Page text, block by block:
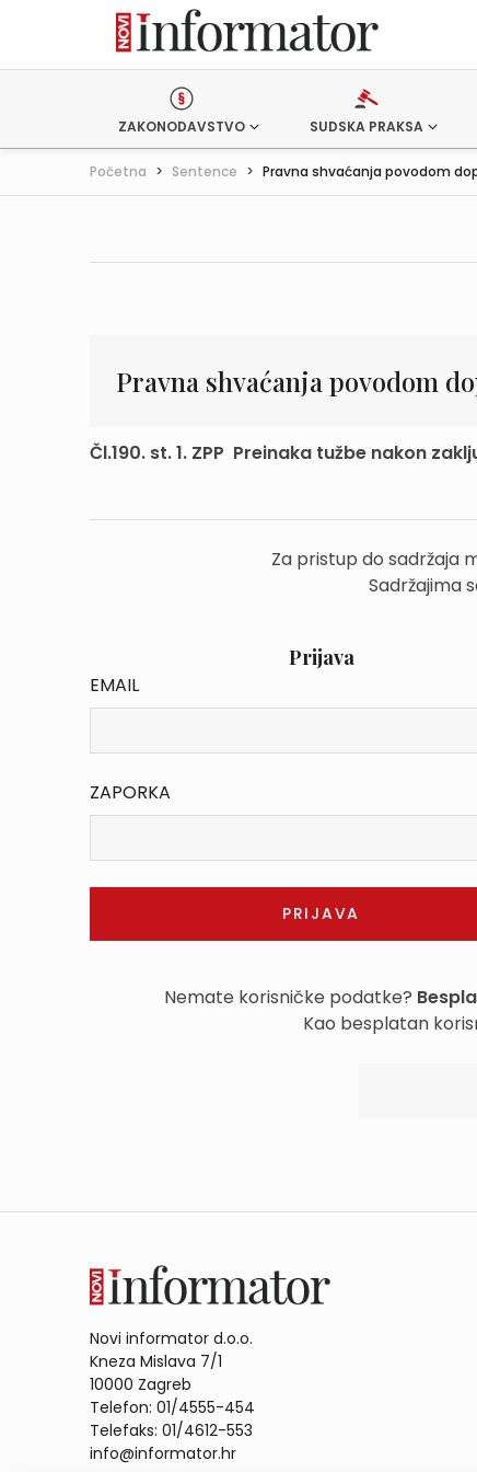
ZAKONODAVSTVO SUDSKA PRAKSA
Početna > Sentence > Pravna shvaćanja povodom
Pravna shvaćanja povodom
Čl.190. st. 1. ZPP Preinaka tužbe nakon
Za pristup do sadržaja
Sadržajima
Prijava
EMAIL
ZAPORKA
Nemate korisničke podatke?
Kao besplatan
Novi informator d.o.o.
Kneza Mislava 7/1
10000 Zagreb
Telefon: 01/4555-454
Telefaks: 01/4612-553
info@informator.hr